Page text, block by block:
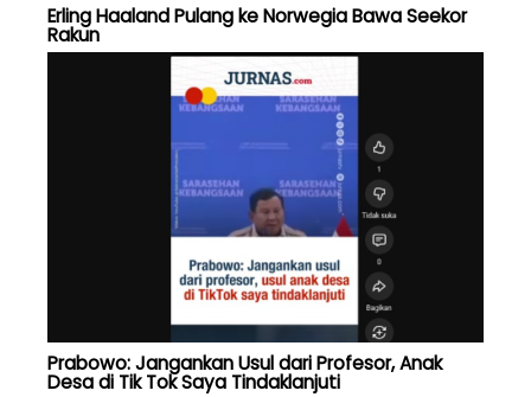
Erling Haaland Pulang ke Norwegia Bawa Seekor
Rakun
Prabowo: Jangankan Usul dari Profesor, Anak
Desa di Tik Tok Saya Tindaklanjuti